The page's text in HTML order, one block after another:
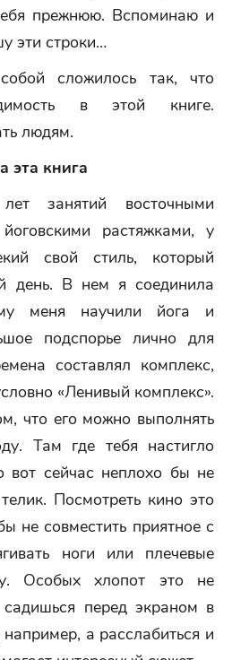
прежнюю. Вспоминаю и
эти строки…
сложилось так, что
в этой книге.
людям.
эта книга
восточными
растяжками, у
свой стиль, который
день. В нем я соединила
меня научили йога и
подспорье лично для
составлял комплекс,
«Ленивый комплекс».
что его можно выполнять
Там где тебя настигло
вот сейчас неплохо бы не
Посмотреть кино это
не совместить приятное с
ноги или плечевые
Особых хлопот это не
садишься перед экраном в
а расслабиться и